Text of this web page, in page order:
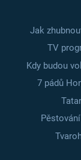
Jak
TV
Kdy budou
7 pádů